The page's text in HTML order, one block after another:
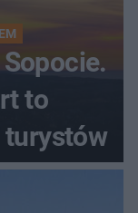
to
turystów